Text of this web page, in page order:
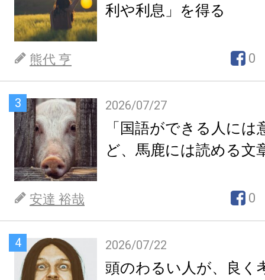
利や利息」を得る
熊代 亨 0
3 2026/07/27
「国語ができる人には
ど、馬鹿には読める文
安達 裕哉 0
4 2026/07/22
頭のわるい人が、良く